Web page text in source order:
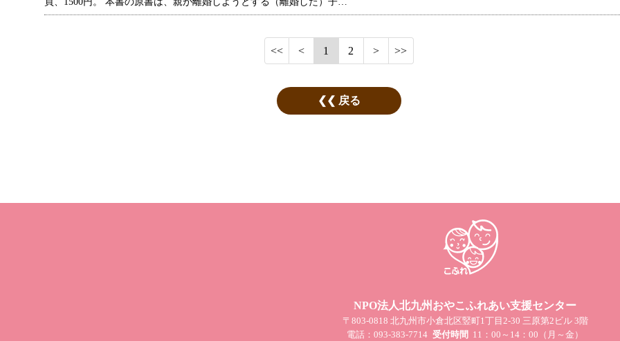
1 2
戻る
NPO法人北九州おやこふれあい支援センター
〒803-0818 北九州市小倉北区竪町1丁目2-30 三原第2ビル 3階
電話：093-383-7714 受付時間 11：00～14：00（月～金）